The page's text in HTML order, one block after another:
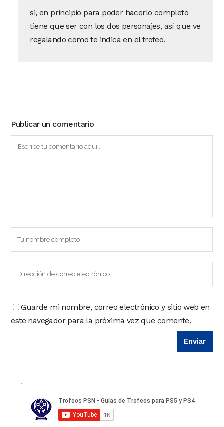
si, en principio para poder hacerlo completo
tiene que ser con los dos personajes, así que ve
regalando como te indica en el trofeo.
Publicar un comentario
Guarde mi nombre, correo electrónico y sitio web en
este navegador para la próxima vez que comente.